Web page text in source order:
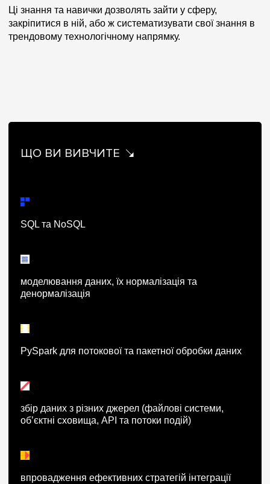
Ці знання та навички дозволять зайти у сферу,
закріпитися в ній, або ж систематизувати свої знання в
трендовому технологічному напрямку.
ЩО ВИ ВИВЧИТЕ
SQL та NoSQL
моделювання даних, їх нормалізація та
денормалізація
PySpark для потокової та пакетної обробки даних
збір даних з різних джерел (файлові системи,
обʼєктні сховища, API та потоки подій)
впровадження ефективних стратегій інтеграції